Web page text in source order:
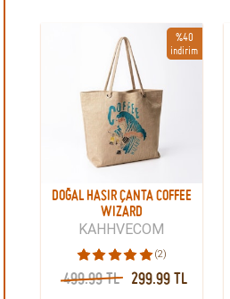
%40
indirim
DOĞAL HASIR ÇANTA COFFEE
WIZARD
KAHHVECOM
(2)
499.99 TL 299.99 TL